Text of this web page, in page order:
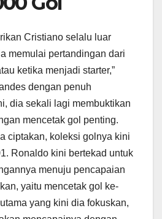
Cristiano selalu luar
memulai pertandingan dari
ketika menjadi starter,”
dengan penuh
dia sekali lagi membuktikan
mencetak gol penting.
ciptakan, koleksi golnya kini
Ronaldo kini bertekad untuk
menuju pencapaian
yaitu mencetak gol ke-
yang kini dia fokuskan,